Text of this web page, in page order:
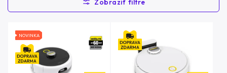
Najdrahšie
Abecedne
NOVINKA